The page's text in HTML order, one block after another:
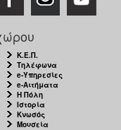
Κ.Ε.Π.
Τηλέφωνα
e-Υπηρεσίες
e-Αιτήματα
Η Πόλη
Ιστορία
Κνωσός
Μουσεία